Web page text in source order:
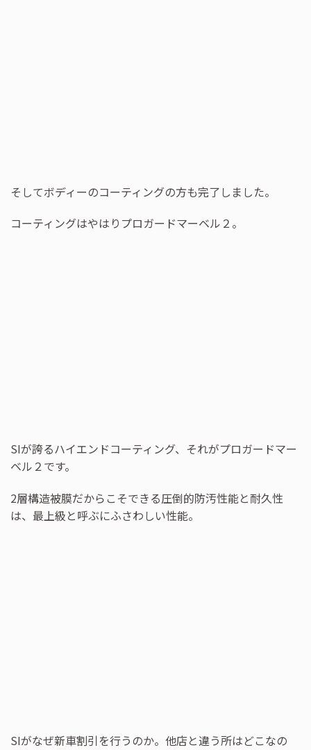
そしてボディーのコーティングの方も完了しました。
コーティングはやはりプロガードマーベル２。
SIが誇るハイエンドコーティング、それがプロガードマー
ベル２です。
2層構造被膜だからこそできる圧倒的防汚性能と耐久性
は、最上級と呼ぶにふさわしい性能。
SIがなぜ新車割引を行うのか。他店と違う所はどこなの